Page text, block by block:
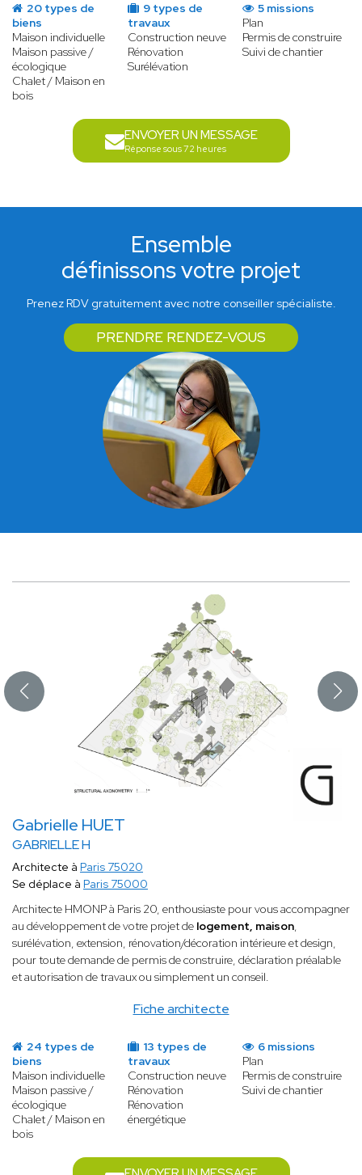
20 types de
biens
Maison individuelle
Maison passive /
écologique
Chalet / Maison en
bois
9 types de
travaux
Construction neuve
Rénovation
Surélévation
5 missions
Plan
Permis de construire
Suivi de chantier
ENVOYER UN MESSAGE
Réponse sous 72 heures
Ensemble
définissons votre projet
Prenez RDV gratuitement avec notre conseiller spécialiste.
PRENDRE RENDEZ-VOUS
Gabrielle HUET
GABRIELLE H
Fiche architecte
Architecte à Paris 75020
Se déplace à Paris 75000
Architecte HMONP à Paris 20, enthousiaste pour vous accompagner
au développement de votre projet de logement, maison,
surélévation, extension, rénovation/décoration intérieure et design,
pour toute demande de permis de construire, déclaration préalable
et autorisation de travaux ou simplement un conseil.
24 types de
biens
Maison individuelle
Maison passive /
écologique
Chalet / Maison en
bois
13 types de
travaux
Construction neuve
Rénovation
Rénovation
énergétique
6 missions
Plan
Permis de construire
Suivi de chantier